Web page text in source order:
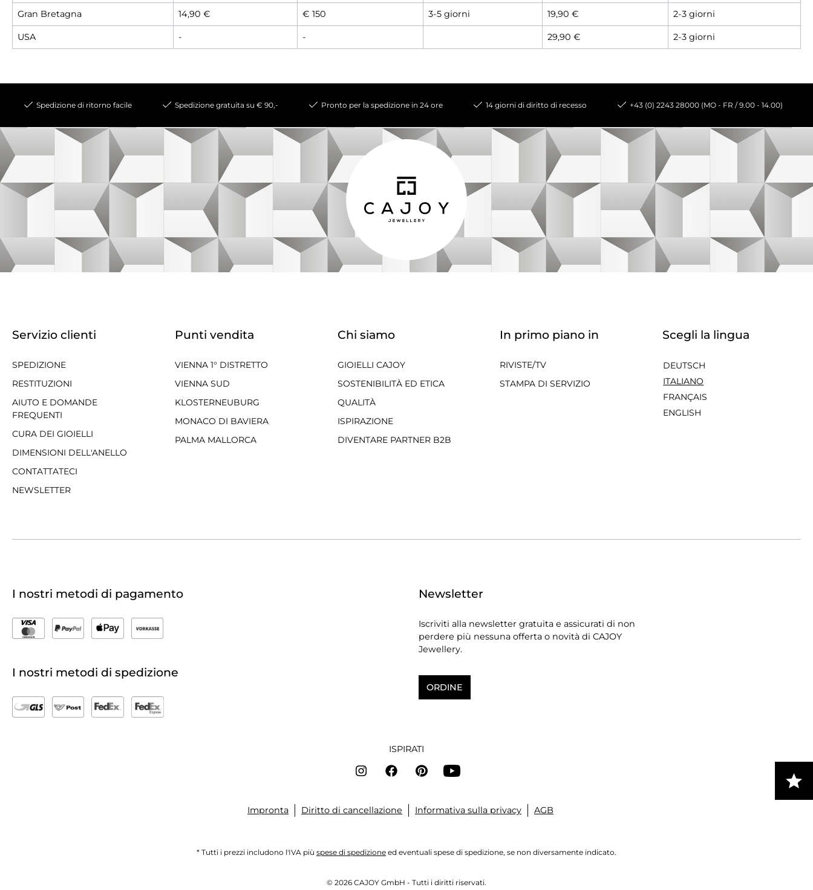
Gran Bretagna 14,90 € € 150 3-5 giorni 19,90 € 2-3 giorni
USA - - 29,90 € 2-3 giorni
Spedizione di ritorno facile Spedizione gratuita su € 90,- Pronto per la spedizione in 24 ore 14 giorni di diritto di recesso +43 (0) 2243 28000 (MO - FR / 9.00 - 14.00)
Servizio clienti
SPEDIZIONE
RESTITUZIONI
AIUTO E DOMANDE
FREQUENTI
CURA DEI GIOIELLI
DIMENSIONI DELL'ANELLO
CONTATTATECI
NEWSLETTER
Punti vendita
VIENNA 1° DISTRETTO
VIENNA SUD
KLOSTERNEUBURG
MONACO DI BAVIERA
PALMA MALLORCA
Chi siamo
GIOIELLI CAJOY
SOSTENIBILITÀ ED ETICA
QUALITÀ
ISPIRAZIONE
DIVENTARE PARTNER B2B
In primo piano in
RIVISTE/TV
STAMPA DI SERVIZIO
Scegli la lingua
DEUTSCH
ITALIANO
FRANÇAIS
ENGLISH
I nostri metodi di pagamento
I nostri metodi di spedizione
Newsletter
Iscriviti alla newsletter gratuita e assicurati di non
perdere più nessuna offerta o novità di CAJOY
Jewellery.
ORDINE
ISPIRATI
Impronta Diritto di cancellazione Informativa sulla privacy AGB
* Tutti i prezzi includono l'IVA più spese di spedizione ed eventuali spese di spedizione, se non diversamente indicato.
© 2026 CAJOY GmbH - Tutti i diritti riservati.